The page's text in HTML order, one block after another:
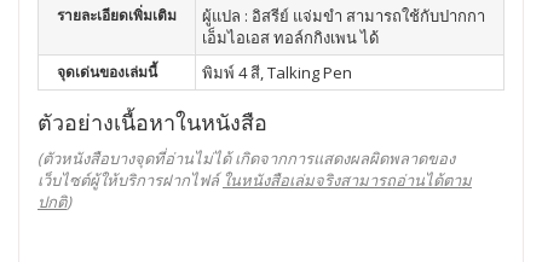
รายละเอียดเพิ่มเติม
ผู้แปล : อิสรีย์ แจ่มขำ สามารถใช้กับปากกา
เอ็มไอเอส ทอล์กกิงเพน ได้
จุดเด่นของเล่มนี้ พิมพ์ 4 สี, Talking Pen
ตัวอย่างเนื้อหาในหนังสือ
(ตัวหนังสือบางจุดที่อ่านไม่ได้ เกิดจากการแสดงผลผิดพลาดของ
เว็บไซต์ผู้ให้บริการฝากไฟล์ ในหนังสือเล่มจริงสามารถอ่านได้ตาม
ปกติ)